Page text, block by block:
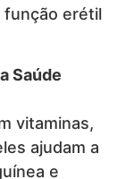
função erétil
Saúde
vitaminas,
ajudam a
e